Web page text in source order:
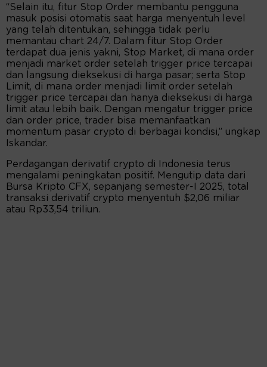
“Selain itu, fitur Stop Order membantu pengguna
masuk posisi otomatis saat harga menyentuh level
yang telah ditentukan, sehingga tidak perlu
memantau chart 24/7. Dalam fitur Stop Order
terdapat dua jenis yakni, Stop Market, di mana order
menjadi market order setelah trigger price tercapai
dan langsung dieksekusi di harga pasar; serta Stop
Limit, di mana order menjadi limit order setelah
trigger price tercapai dan hanya dieksekusi di harga
limit atau lebih baik. Dengan mengatur trigger price
dan order price, trader bisa memanfaatkan
momentum pasar crypto di berbagai kondisi,” ungkap
Iskandar.
Perdagangan derivatif crypto di Indonesia terus
mengalami peningkatan positif. Mengutip data dari
Bursa Kripto CFX, sepanjang semester-I 2025, total
transaksi derivatif crypto menyentuh $2,06 miliar
atau Rp33,54 triliun.